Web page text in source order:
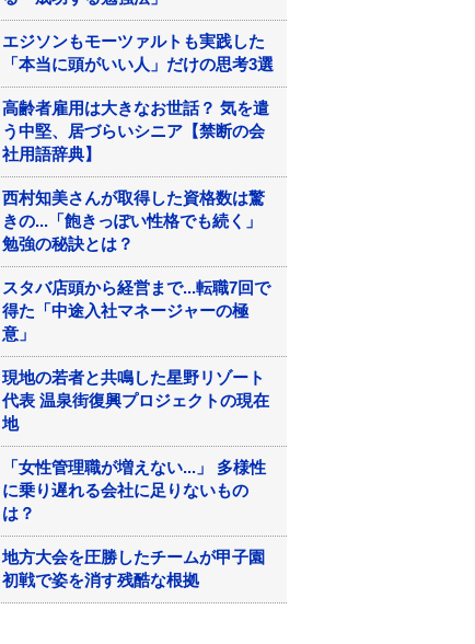
エジソンもモーツァルトも実践した
「本当に頭がいい人」だけの思考3選
高齢者雇用は大きなお世話？ 気を遣
う中堅、居づらいシニア【禁断の会
社用語辞典】
西村知美さんが取得した資格数は驚
きの...「飽きっぽい性格でも続く」
勉強の秘訣とは？
スタバ店頭から経営まで...転職7回で
得た「中途入社マネージャーの極
意」
現地の若者と共鳴した星野リゾート
代表 温泉街復興プロジェクトの現在
地
「女性管理職が増えない...」 多様性
に乗り遅れる会社に足りないもの
は？
地方大会を圧勝したチームが甲子園
初戦で姿を消す残酷な根拠